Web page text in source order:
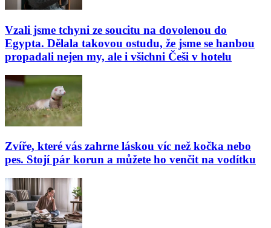
Vzali jsme tchyni ze soucitu na dovolenou do
Egypta. Dělala takovou ostudu, že jsme se hanbou
propadali nejen my, ale i všichni Češi v hotelu
Zvíře, které vás zahrne láskou víc než kočka nebo
pes. Stojí pár korun a můžete ho venčit na vodítku